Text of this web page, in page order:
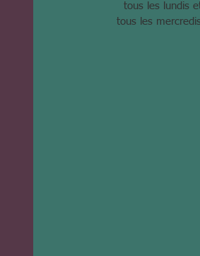
tous les lundis
tous les